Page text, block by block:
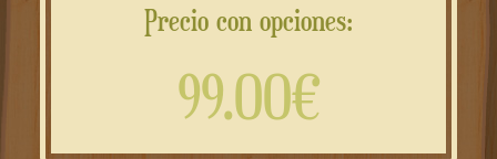
Precio con opciones:
99.00€